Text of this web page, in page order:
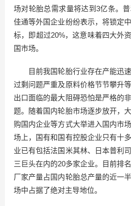
场对轮胎总需求量将达到3亿条。普
佳通等外国企业纷纷表示，将锁定
标，即超过20%，这意味着四大外
国市场。
目前我国轮胎行业存在产能迅速
过剩问题严重及原料价格节节攀升
出口面临的最大阻碍恐怕是严格的
题。随着国内轮胎市场逐步放开，
购国内企业等方式大举进入国内市
场上，国有和国有控股企业只有十
业已有包括法国米其林、日本普利
三巨头在内的20多家企业。目前排
厂家产量占国内轮胎总产量的近一
场中占据了绝对主导地位。